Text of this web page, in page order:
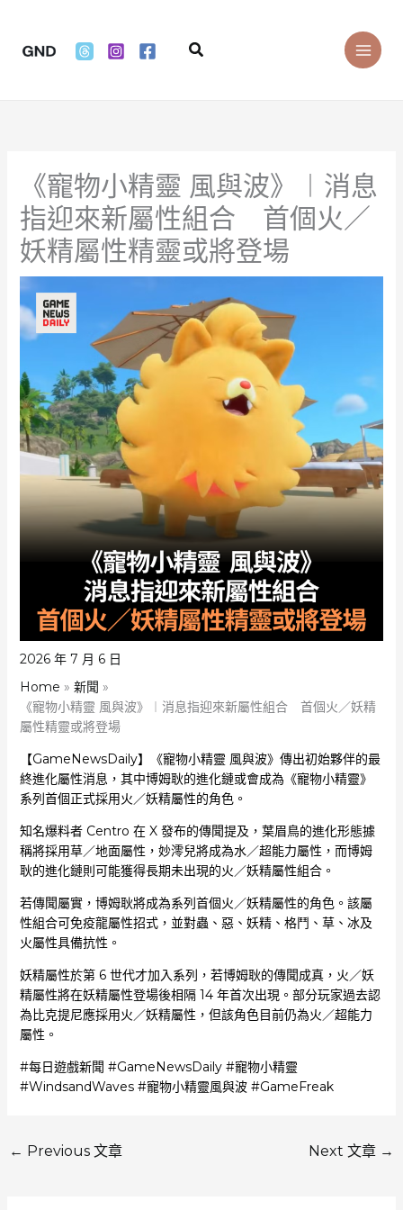
content
Search
《寵物小精靈 風與波》︱消息
指迎來新屬性組合 首個火／
妖精屬性精靈或將登場
2026 年 7 月 6 日
Home
新聞
《寵物小精靈 風與波》︱消息指迎來新屬性組合 首個火／妖精
屬性精靈或將登場
【GameNewsDaily】《寵物小精靈 風與波》傳出初始夥伴的最
終進化屬性消息，其中博姆耿的進化鏈或會成為《寵物小精靈》
系列首個正式採用火／妖精屬性的角色。
知名爆料者 Centro 在 X 發布的傳聞提及，葉眉鳥的進化形態據
稱將採用草／地面屬性，妙澪兒將成為水／超能力屬性，而博姆
耿的進化鏈則可能獲得長期未出現的火／妖精屬性組合。
若傳聞屬實，博姆耿將成為系列首個火／妖精屬性的角色。該屬
性組合可免疫龍屬性招式，並對蟲、惡、妖精、格鬥、草、冰及
火屬性具備抗性。
妖精屬性於第 6 世代才加入系列，若博姆耿的傳聞成真，火／妖
精屬性將在妖精屬性登場後相隔 14 年首次出現。部分玩家過去認
為比克提尼應採用火／妖精屬性，但該角色目前仍為火／超能力
屬性。
#每日遊戲新聞 #GameNewsDaily #寵物小精靈
#WindsandWaves #寵物小精靈風與波 #GameFreak
← Previous 文章 Next 文章 →